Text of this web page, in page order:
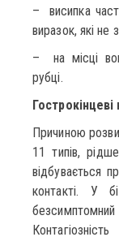
– висипка
виразок, які не
– на місці
рубці.
Причиною
11 типів,
відбувається
контакті. У